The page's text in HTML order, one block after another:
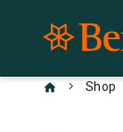
chevron_right Shop